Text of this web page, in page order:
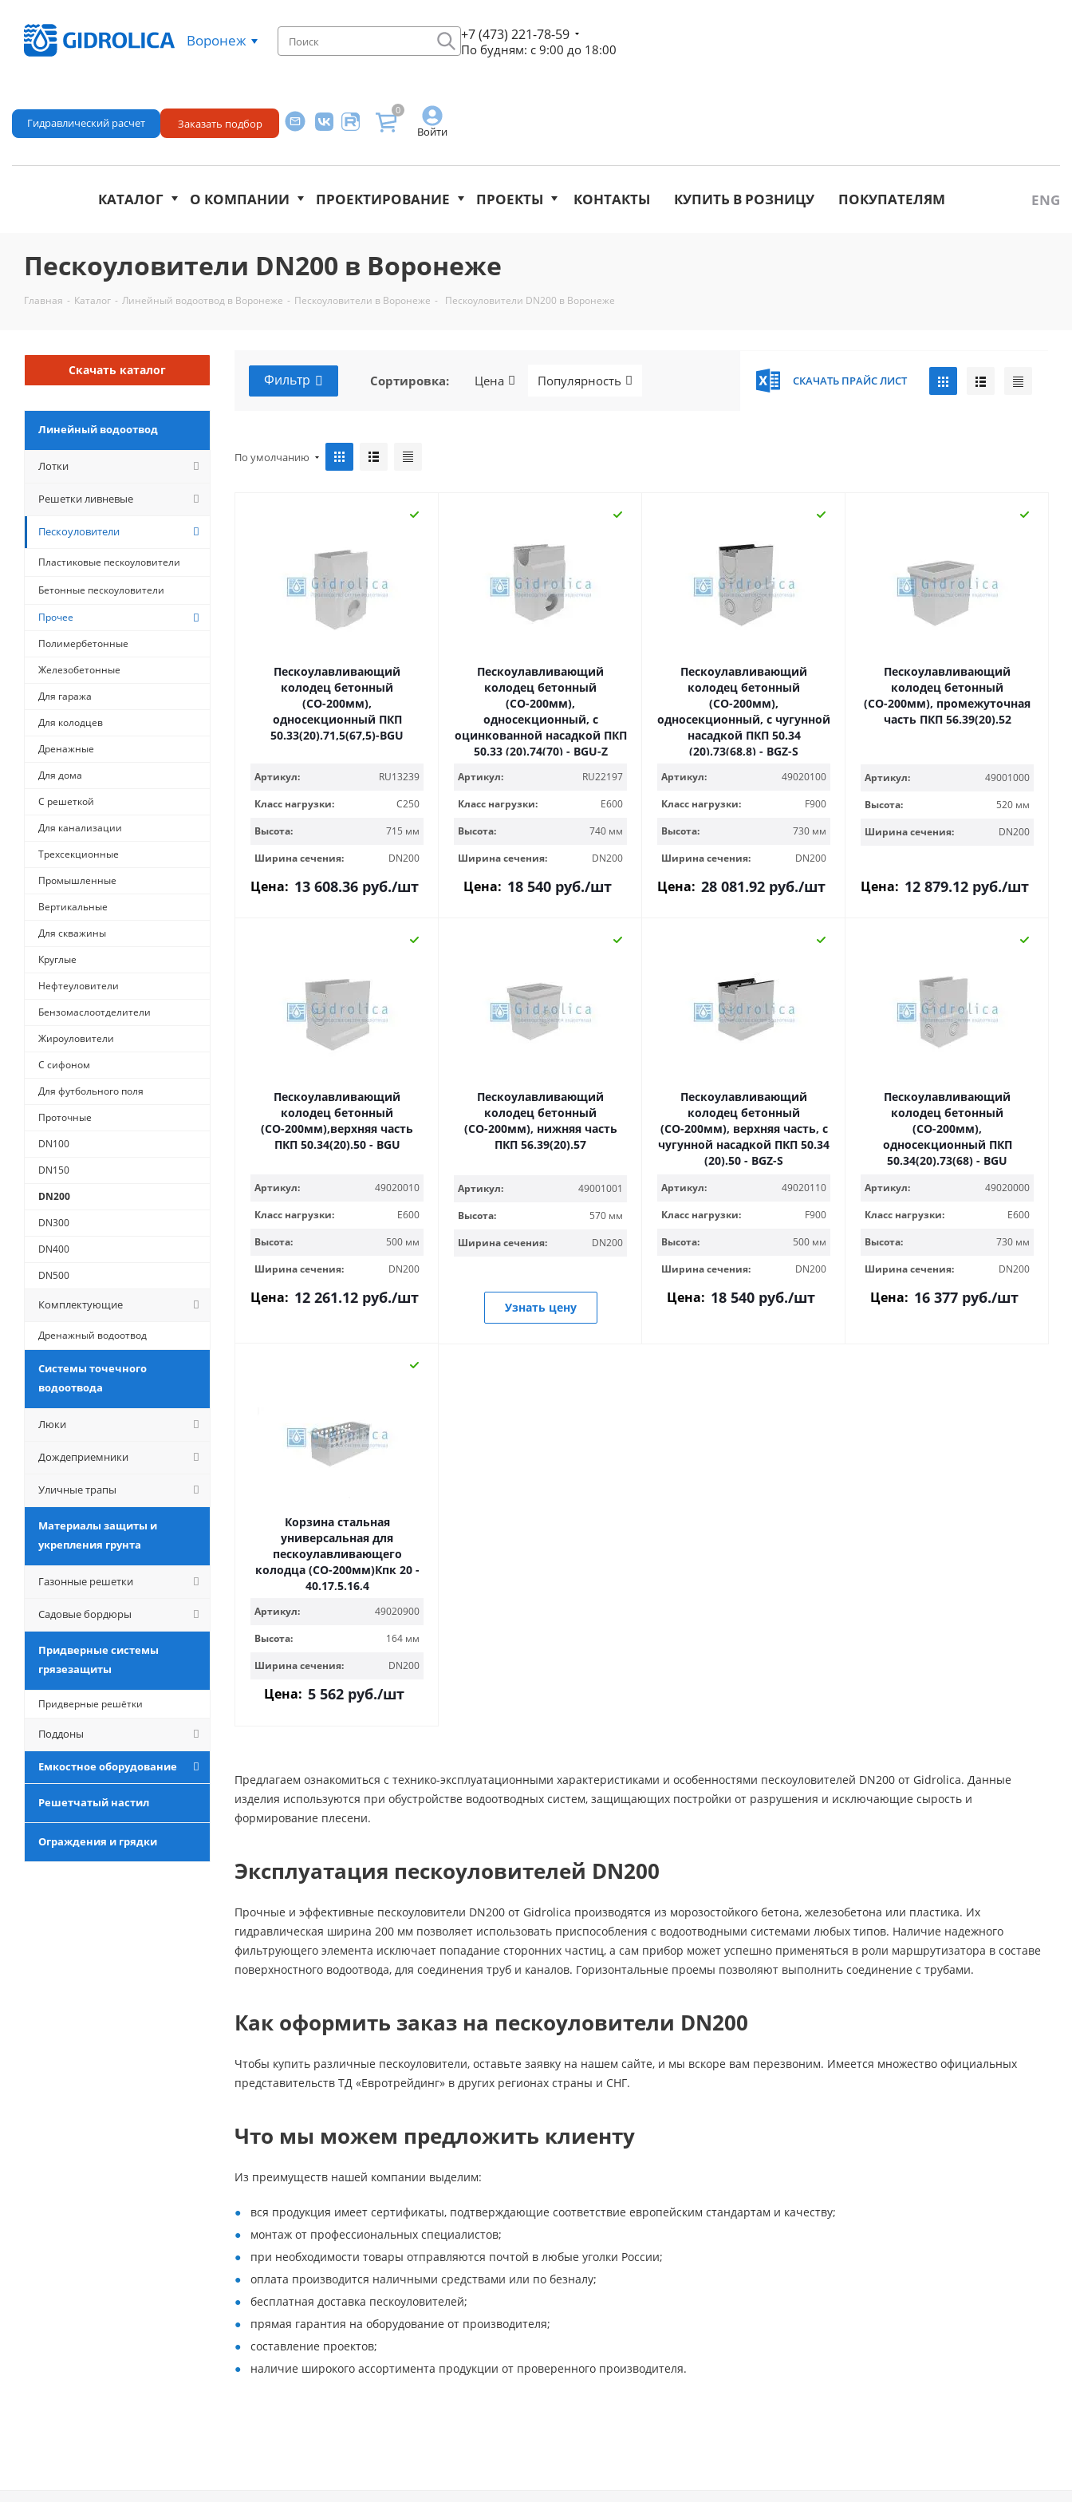
Воронеж +7 (473) 221-78-59
По будням: с 9:00 до 18:00
Войти
0
Гидравлический расчет Заказать подбор
КАТАЛОГ О КОМПАНИИ ПРОЕКТИРОВАНИЕ ПРОЕКТЫ КОНТАКТЫ КУПИТЬ В РОЗНИЦУ ПОКУПАТЕЛЯМ ENG
Пескоуловители DN200 в Воронеже
Главная - Каталог - Линейный водоотвод в Воронеже - Пескоуловители в Воронеже - Пескоуловители DN200 в Воронеже
Фильтр Сортировка: Цена Популярность СКАЧАТЬ ПРАЙС ЛИСТ
По умолчанию
Пескоулавливающий
колодец бетонный
(СО-200мм),
односекционный ПКП
50.33(20).71,5(67,5)-BGU
Артикул:
RU13239
Класс нагрузки:
C250
Высота:
715 мм
Ширина сечения:
DN200
Цена: 13 608.36 руб./шт
Пескоулавливающий
колодец бетонный
(СО-200мм),
односекционный, с
оцинкованной насадкой ПКП
50.33 (20).74(70) - BGU-Z
Артикул:
RU22197
Класс нагрузки:
E600
Высота:
740 мм
Ширина сечения:
DN200
Цена: 18 540 руб./шт
Пескоулавливающий
колодец бетонный
(СО-200мм),
односекционный, с чугунной
насадкой ПКП 50.34
(20).73(68,8) - BGZ-S
Артикул:
49020100
Класс нагрузки:
F900
Высота:
730 мм
Ширина сечения:
DN200
Цена: 28 081.92 руб./шт
Пескоулавливающий
колодец бетонный
(СО-200мм), промежуточная
часть ПКП 56.39(20).52
Артикул:
49001000
Высота:
520 мм
Ширина сечения:
DN200
Цена: 12 879.12 руб./шт
Пескоулавливающий
колодец бетонный
(СО-200мм),верхняя часть
ПКП 50.34(20).50 - BGU
Артикул:
49020010
Класс нагрузки:
E600
Высота:
500 мм
Ширина сечения:
DN200
Цена: 12 261.12 руб./шт
Пескоулавливающий
колодец бетонный
(СО-200мм), нижняя часть
ПКП 56.39(20).57
Артикул:
49001001
Высота:
570 мм
Ширина сечения:
DN200
Узнать цену
Пескоулавливающий
колодец бетонный
(СО-200мм), верхняя часть, с
чугунной насадкой ПКП 50.34
(20).50 - BGZ-S
Артикул:
49020110
Класс нагрузки:
F900
Высота:
500 мм
Ширина сечения:
DN200
Цена: 18 540 руб./шт
Пескоулавливающий
колодец бетонный
(СО-200мм),
односекционный ПКП
50.34(20).73(68) - BGU
Артикул:
49020000
Класс нагрузки:
E600
Высота:
730 мм
Ширина сечения:
DN200
Цена: 16 377 руб./шт
Корзина стальная
универсальная для
пескоулавливающего
колодца (СО-200мм)Кпк 20 -
40.17,5.16,4
Артикул:
49020900
Высота:
164 мм
Ширина сечения:
DN200
Цена: 5 562 руб./шт
Предлагаем ознакомиться с технико-эксплуатационными характеристиками и особенностями пескоуловителей DN200 от Gidrolica. Данные
изделия используются при обустройстве водоотводных систем, защищающих постройки от разрушения и исключающие сырость и
формирование плесени.
Эксплуатация пескоуловителей DN200
Прочные и эффективные пескоуловители DN200 от Gidrolica производятся из морозостойкого бетона, железобетона или пластика. Их
гидравлическая ширина 200 мм позволяет использовать приспособления с водоотводными системами любых типов. Наличие надежного
фильтрующего элемента исключает попадание сторонних частиц, а сам прибор может успешно применяться в роли маршрутизатора в составе
поверхностного водоотвода, для соединения труб и каналов. Горизонтальные проемы позволяют выполнить соединение с трубами.
Как оформить заказ на пескоуловители DN200
Чтобы купить различные пескоуловители, оставьте заявку на нашем сайте, и мы вскоре вам перезвоним. Имеется множество официальных
представительств ТД «Евротрейдинг» в других регионах страны и СНГ.
Что мы можем предложить клиенту
Из преимуществ нашей компании выделим:
вся продукция имеет сертификаты, подтверждающие соответствие европейским стандартам и качеству;
монтаж от профессиональных специалистов;
при необходимости товары отправляются почтой в любые уголки России;
оплата производится наличными средствами или по безналу;
бесплатная доставка пескоуловителей;
прямая гарантия на оборудование от производителя;
составление проектов;
наличие широкого ассортимента продукции от проверенного производителя.
Скачать каталог
Линейный водоотвод
Лотки
Решетки ливневые
Пескоуловители
Пластиковые пескоуловители
Бетонные пескоуловители
Прочее
Полимербетонные
Железобетонные
Для гаража
Для колодцев
Дренажные
Для дома
С решеткой
Для канализации
Трехсекционные
Промышленные
Вертикальные
Для скважины
Круглые
Нефтеуловители
Бензомаслоотделители
Жироуловители
С сифоном
Для футбольного поля
Проточные
DN100
DN150
DN200
DN300
DN400
DN500
Комплектующие
Дренажный водоотвод
Системы точечного
водоотвода
Люки
Дождеприемники
Уличные трапы
Материалы защиты и
укрепления грунта
Газонные решетки
Садовые бордюры
Придверные системы
грязезащиты
Придверные решётки
Поддоны
Емкостное оборудование
Решетчатый настил
Ограждения и грядки